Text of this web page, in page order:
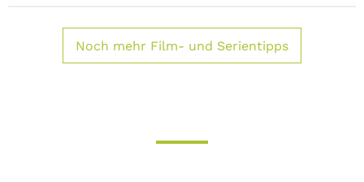
Noch mehr Film- und Serientipps